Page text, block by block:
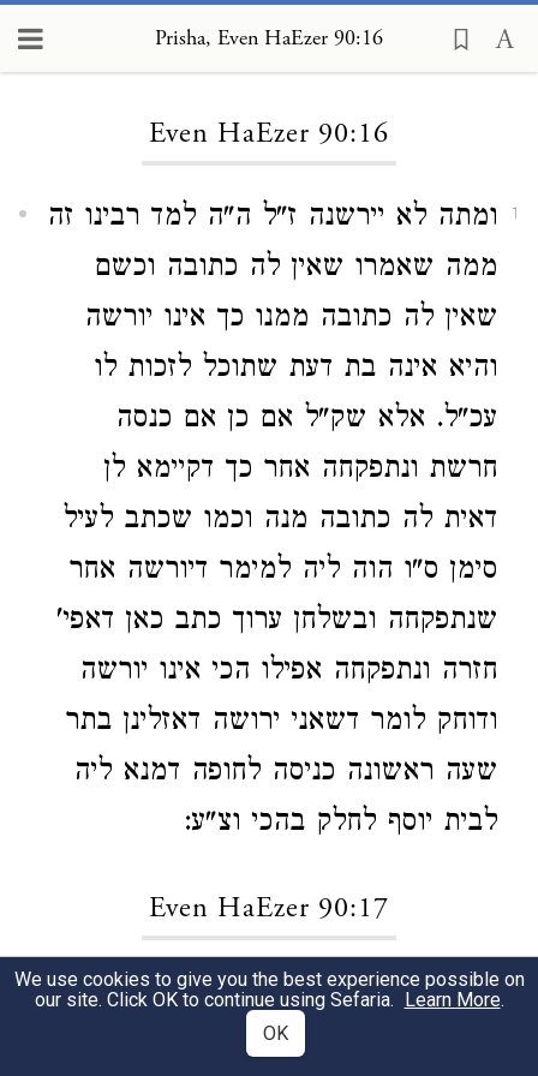
Prisha, Even HaEzer 90:16
Even HaEzer 90:16
1
ומתה לא יירשנה ז"ל ה"ה למד רבינו זה
ממה שאמרו שאין לה כתובה וכשם
שאין לה כתובה ממנו כך אינו יורשה
והיא אינה בת דעת שתוכל לזכות לו
עכ"ל. אלא שק"ל אם כן אם כנסה
חרשת ונתפקחה אחר כך דקיימא לן
דאית לה כתובה מנה וכמו שכתב לעיל
סימן ס"ו הוה ליה למימר דיורשה אחר
שנתפקחה ובשלחן ערוך כתב כאן דאפי'
חזרה ונתפקחה אפילו הכי אינו יורשה
ודוחק לומר דשאני ירושה דאזלינן בתר
שעה ראשונה כניסה לחופה דמנא ליה
לבית יוסף לחלק בהכי וצ"ע:
Even HaEzer 90:17
1
אפי' שתק האב כו' פירוש כשנשאה
בפניו וכרב הונא דאמר הכי
We use cookies to give you the best experience possible on
our site. Click OK to continue using Sefaria. Learn More.
OK